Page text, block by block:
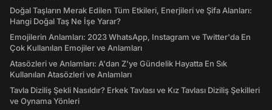
Doğal Taşların Merak Edilen Tüm Etkileri, Enerjileri ve Şifa Alanları:
Hangi Doğal Taş Ne İşe Yarar?
Emojilerin Anlamları: 2023 WhatsApp, Instagram ve Twitter'da En
Çok Kullanılan Emojiler ve Anlamları
Atasözleri ve Anlamları: A'dan Z'ye Gündelik Hayatta En Sık
Kullanılan Atasözleri ve Anlamları
Tavla Diziliş Şekli Nasıldır? Erkek Tavlası ve Kız Tavlası Diziliş Şekilleri
ve Oynama Yönleri